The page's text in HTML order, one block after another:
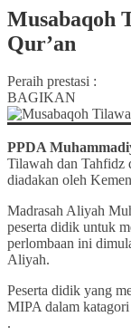
Musabaqoh
Qur’an
Peraih prestasi :
BAGIKAN
PPDA
Tilawah dan Tahfidz
diadakan oleh
Madrasah Aliyah
peserta didik untuk
perlombaan ini
Aliyah.
Peserta didik yang
MIPA dalam
.